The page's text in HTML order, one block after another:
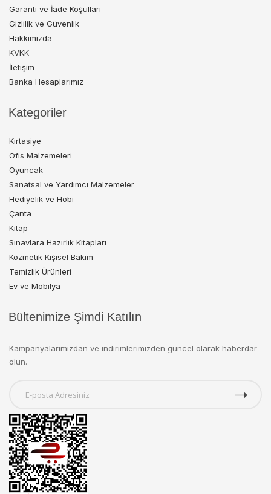
Garanti ve İade Koşulları
Gizlilik ve Güvenlik
Hakkımızda
KVKK
İletişim
Banka Hesaplarımız
Kategoriler
Kırtasiye
Ofis Malzemeleri
Oyuncak
Sanatsal ve Yardımcı Malzemeler
Hediyelik ve Hobi
Çanta
Kitap
Sınavlara Hazırlık Kitapları
Kozmetik Kişisel Bakım
Temizlik Ürünleri
Ev ve Mobilya
Bültenimize Şimdi Katılın
Kampanyalarımızdan ve indirimlerimizden güncel olarak haberdar
olun.